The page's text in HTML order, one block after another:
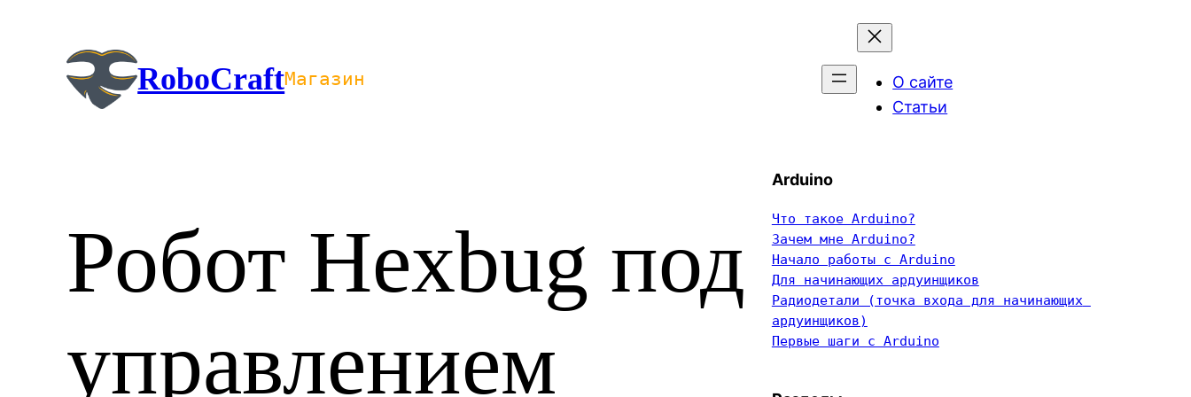
содержимому
RoboCraftМагазин
О сайте
Статьи
Робот Hexbug под
управлением
Arduino
Что такое Arduino?
Зачем мне Arduino?
Начало работы с Arduino
Для начинающих ардуинщиков
Радиодетали (точка входа для начинающих
ардуинщиков)
Первые шаги с Arduino